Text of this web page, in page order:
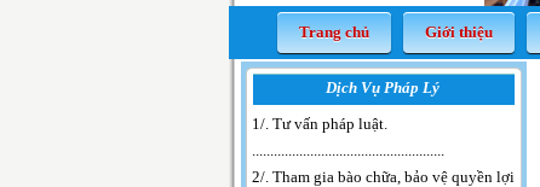
Trang chủ Giới thiệu
Dịch Vụ Pháp Lý
1/. Tư vấn pháp luật.
.....................................................
2/. Tham gia bào chữa, bảo vệ quyền lợi